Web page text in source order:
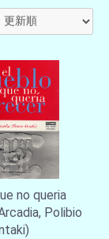
no queria
Polibio